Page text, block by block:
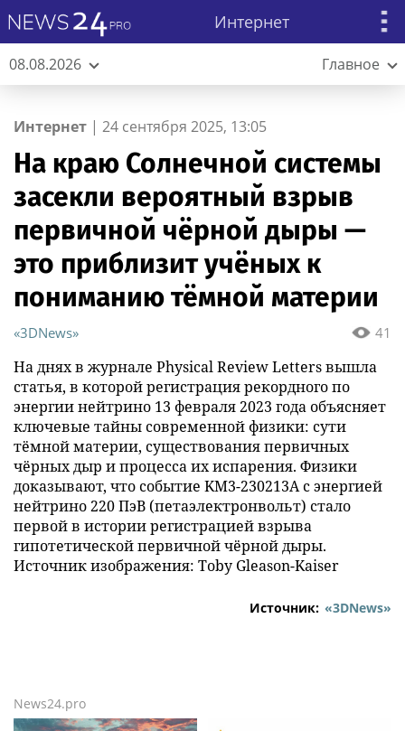
Интернет
08.08.2026 Главное
Интернет | 24 сентября 2025, 13:05
На краю Солнечной системы
засекли вероятный взрыв
первичной чёрной дыры —
это приблизит учёных к
пониманию тёмной материи
41
«3DNews»
На днях в журнале Physical Review Letters вышла
статья, в которой регистрация рекордного по
энергии нейтрино 13 февраля 2023 года объясняет
ключевые тайны современной физики: сути
тёмной материи, существования первичных
чёрных дыр и процесса их испарения. Физики
доказывают, что событие KM3-230213A с энергией
нейтрино 220 ПэВ (петаэлектронвольт) стало
первой в истории регистрацией взрыва
гипотетической первичной чёрной дыры.
Источник изображения: Toby Gleason-Kaiser
Источник: «3DNews»
News24.pro